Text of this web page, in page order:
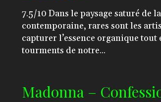
7.5/10 Dans le paysage saturé de la production
contemporaine, rares sont les
capturer l’essence organique tout
tourments de notre...
Madonna –